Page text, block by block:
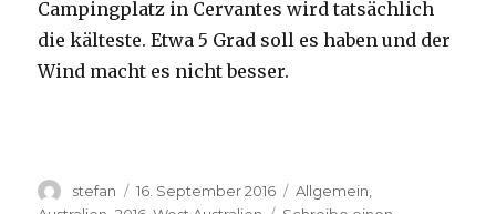
Campingplatz in Cervantes wird tatsächlich
die kälteste. Etwa 5 Grad soll es haben und der
Wind macht es nicht besser.
Autor
stefan
Veröffentlicht
16. September 2016 Kategorien
Allgemein